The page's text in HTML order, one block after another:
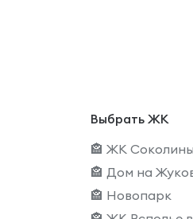
Выбрать ЖК
🏤 ЖК
🏤 Дом на
🏤 Новопарк